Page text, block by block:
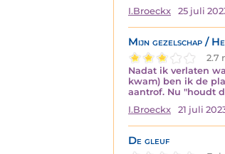
I.Broeckx
25 juli
Mijn gezelschap /
2.7
Nadat ik verlaten
kwam) ben ik de
aantrof. Nu "houdt
I.Broeckx
21 juli
De gleuf